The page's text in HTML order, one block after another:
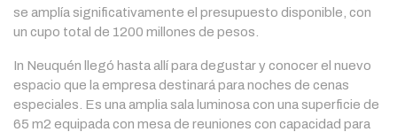
se amplía significativamente el presupuesto disponible, con
un cupo total de 1200 millones de pesos.
In Neuquén llegó hasta allí para degustar y conocer el nuevo
espacio que la empresa destinará para noches de cenas
especiales. Es una amplia sala luminosa con una superficie de
65 m2 equipada con mesa de reuniones con capacidad para